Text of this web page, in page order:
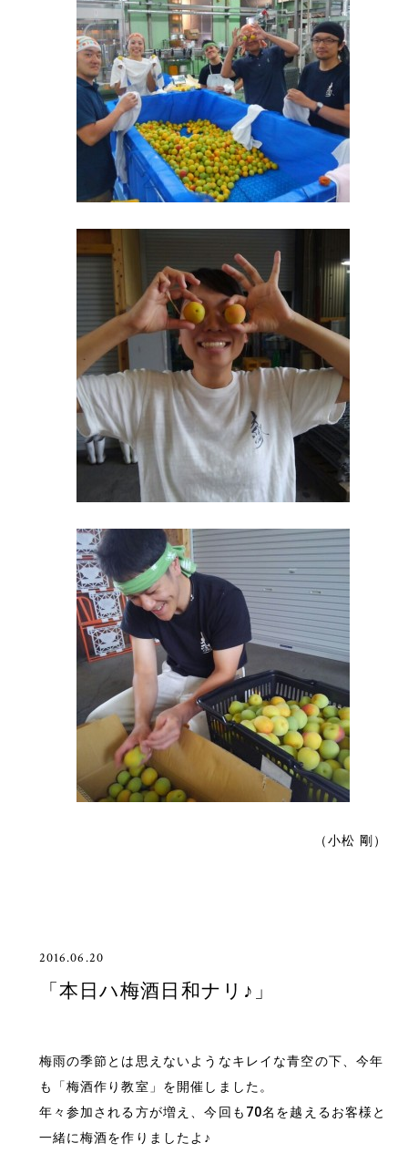
（小松 剛）
2016.06.20
「本日ハ梅酒日和ナリ♪」
梅雨の季節とは思えないようなキレイな青空の下、今年
も「梅酒作り教室」を開催しました。
年々参加される方が増え、今回も70名を越えるお客様と
一緒に梅酒を作りましたよ♪